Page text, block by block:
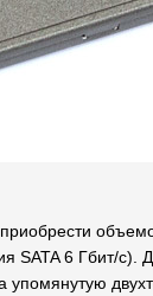
SATA 6 Гбит/
упомянутую